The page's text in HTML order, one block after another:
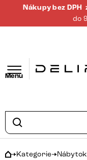
Nákupy bez DPH
do
Menu
Kategorie Nábytok